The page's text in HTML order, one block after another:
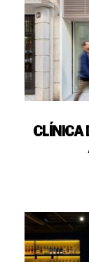
CLÍNICA